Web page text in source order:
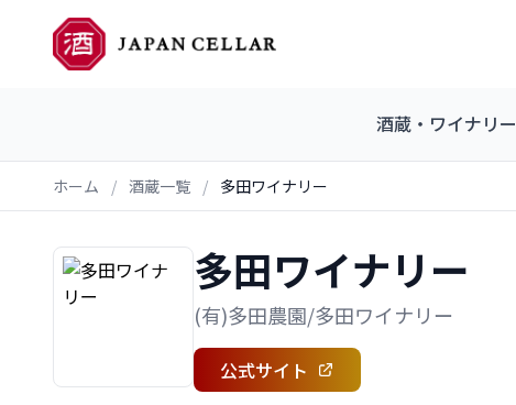
酒蔵・ワイナリー
ホーム / 酒蔵一覧 / 多田ワイナリー
多田ワイナリー
(有)多田農園/多田ワイナリー
公式サイト